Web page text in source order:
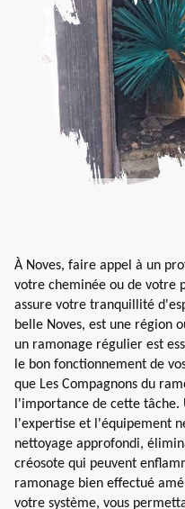
À Noves, faire appel à un
votre cheminée ou de votre
assure votre tranquillité
belle Noves, est une région
un ramonage régulier est
le bon fonctionnement de
que Les Compagnons du
l'importance de cette tâche.
l'expertise et l'équipement
nettoyage approfondi,
créosote qui peuvent
ramonage bien effectué
votre système, vous